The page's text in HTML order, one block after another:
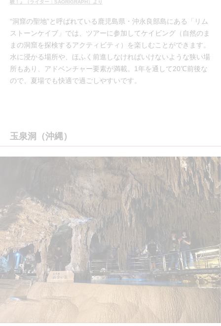
験！』（ライター：SAORIGRAPH）より
“洞窟の聖地”と呼ばれている鹿児島県・沖永良部島にある「リム
ストーンケイブ」では、ツアーに参加してケイビング（自然のま
まの洞窟を探検するアクティビティ）を楽しむことができます。
水に浸かる場所や、ほふく前進しなければいけないような狭い場
所もあり、アドベンチャー要素が満載。1年を通して20℃前後な
ので、夏場でも快適で過ごしやすいです。
玉泉洞（沖縄）